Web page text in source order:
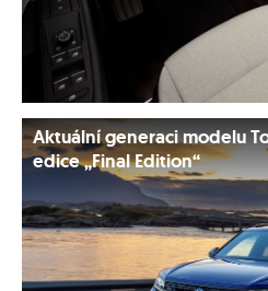
Aktuální generaci modelu
edice „Final Edition“